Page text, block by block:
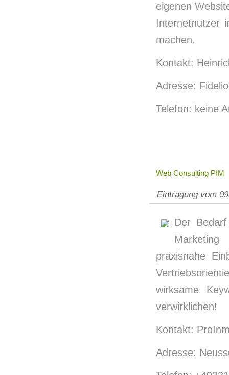
eigenen
Internetnutzer
machen.
Kontakt:
Adresse:
Telefon: keine
Web Consulting PIM
Eintragung vom
Der
praxisnahe
wirksame
verwirklichen!
Kontakt:
Adresse: